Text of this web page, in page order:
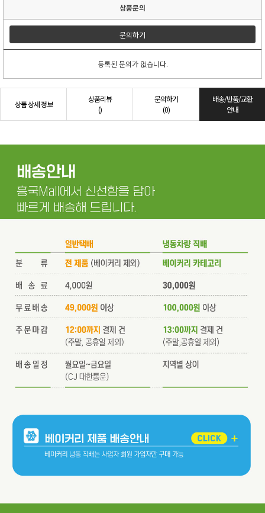
상품문의
문의하기
등록된 문의가 없습니다.
상품 상세 정보
상품리뷰
()
문의하기
(0)
배송/반품/교환
안내